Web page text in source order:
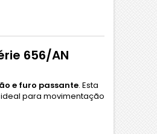
656/AN
e furo passante. Esta
para movimentação